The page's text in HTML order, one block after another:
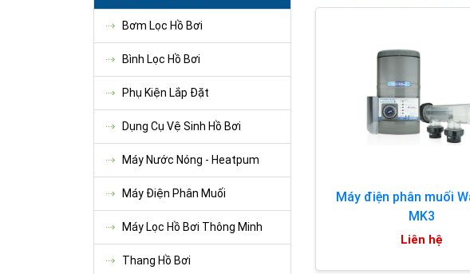
Bơm Lọc Hồ Bơi
Bình Lọc Hồ Bơi
Phụ Kiện Lắp Đặt
Dụng Cụ Vệ Sinh Hồ Bơi
Máy Nước Nóng - Heatpum
Máy Điện Phân Muối
Máy Lọc Hồ Bơi Thông Minh
Thang Hồ Bơi
Máy điện phân muối
MK3
Liên hệ